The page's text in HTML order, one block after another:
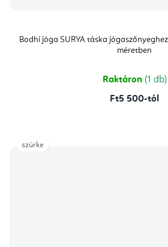
Bodhi jóga SURYA táska
méretben
Raktáron (1 db)
Ft5 500-tól
szürke